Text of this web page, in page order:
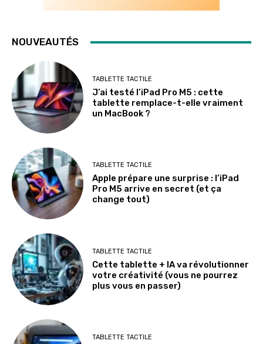
NOUVEAUTÉS
TABLETTE TACTILE
J’ai testé l’iPad Pro M5 : cette
tablette remplace-t-elle vraiment
un MacBook ?
TABLETTE TACTILE
Apple prépare une surprise : l’iPad
Pro M5 arrive en secret (et ça
change tout)
TABLETTE TACTILE
Cette tablette + IA va révolutionner
votre créativité (vous ne pourrez
plus vous en passer)
TABLETTE TACTILE